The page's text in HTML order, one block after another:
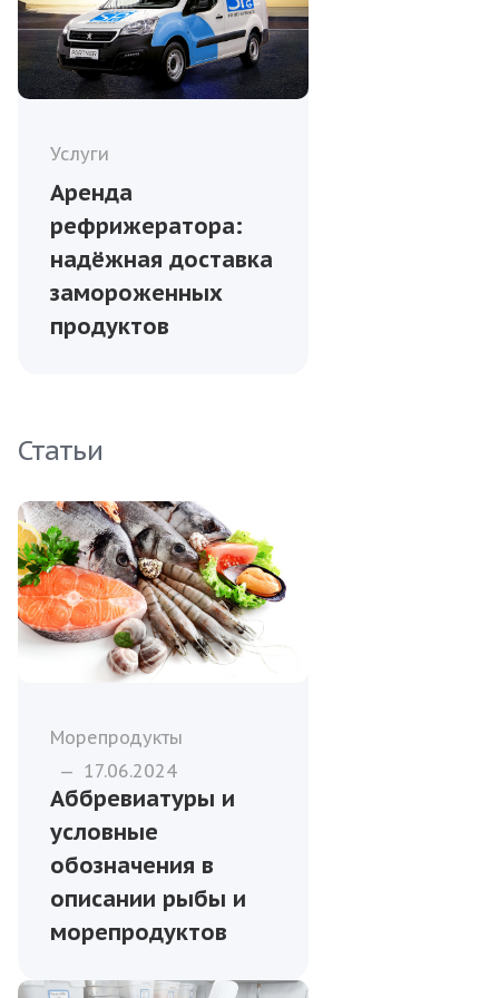
Услуги
Аренда
рефрижератора:
надёжная доставка
замороженных
продуктов
Статьи
Морепродукты
— 17.06.2024
Аббревиатуры и
условные
обозначения в
описании рыбы и
морепродуктов